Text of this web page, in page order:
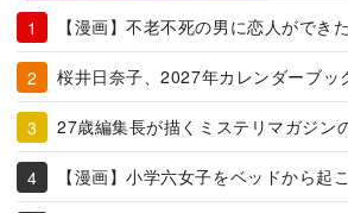
【漫画】不老不死の男に恋人ができ
桜井日奈子、2027年カレンダーブッ
27歳編集長が描くミステリマガジン
【漫画】小学六女子をベッドから起